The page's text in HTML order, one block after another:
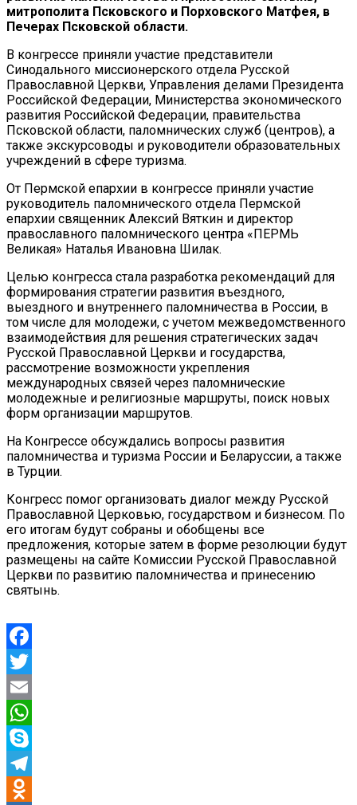
митрополита Псковского и Порховского Матфея, в
Печерах Псковской области.
В конгрессе приняли участие представители
Синодального миссионерского отдела Русской
Православной Церкви, Управления делами Президента
Российской Федерации, Министерства экономического
развития Российской Федерации, правительства
Псковской области, паломнических служб (центров), а
также экскурсоводы и руководители образовательных
учреждений в сфере туризма.
От Пермской епархии в конгрессе приняли участие
руководитель паломнического отдела Пермской
епархии священник Алексий Вяткин и директор
православного паломнического центра «ПЕРМЬ
Великая» Наталья Ивановна Шилак.
Целью конгресса стала разработка рекомендаций для
формирования стратегии развития въездного,
выездного и внутреннего паломничества в России, в
том числе для молодежи, с учетом межведомственного
взаимодействия для решения стратегических задач
Русской Православной Церкви и государства,
рассмотрение возможности укрепления
международных связей через паломнические
молодежные и религиозные маршруты, поиск новых
форм организации маршрутов.
На Конгрессе обсуждались вопросы развития
паломничества и туризма России и Беларуссии, а также
в Турции.
Конгресс помог организовать диалог между Русской
Православной Церковью, государством и бизнесом. По
его итогам будут собраны и обобщены все
предложения, которые затем в форме резолюции будут
размещены на сайте Комиссии Русской Православной
Церкви по развитию паломничества и принесению
святынь.
Facebook
Twitter
Email
WhatsApp
Skype
Telegram